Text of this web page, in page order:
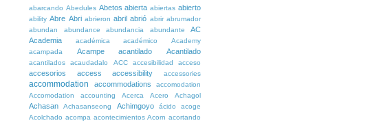
abarcando Abedules Abetos abierta abiertas abierto
ability Abre Abri abrieron abril abrió abrir abrumador
abundan
abundance abundancia abundante
AC
Academia
académica académico
Academy
acampada
Acampe acantilado Acantilado
acantilados acaudadalo ACC accesibilidad acceso
accesorios access accessibility accessories
accommodation accommodations
accomodation
Accomodation
accounting Acerca Acero Achagol
Achasan Achasanseong Achimgoyo ácido
acoge
Acolchado acompa acontecimientos Acorn acortando